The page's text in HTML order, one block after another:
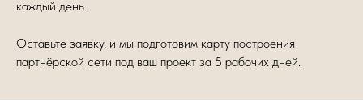
каждый день.
Оставьте заявку, и мы подготовим карту построения
партнёрской сети под ваш проект за 5 рабочих дней.